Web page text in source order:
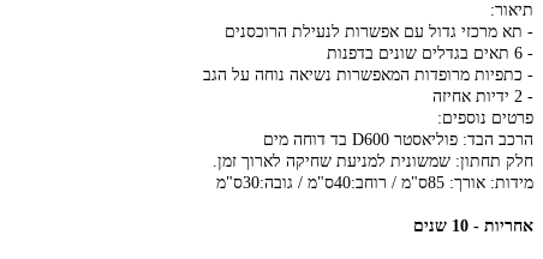
תיאור:
- תא מרכזי גדול עם אפשרות לנעילת הרוכסנים
- 6 תאים בגדלים שונים בדפנות
- כתפיות מרופדות המאפשרות נשיאה נוחה על הגב
- 2 ידיות אחיזה
פרטים נוספים:
הרכב הבד: פוליאסטר D600 בד דוחה מים
חלק תחתון: שמשונית למניעת שחיקה לארוך זמן.
מידות: אורך: 85ס"מ / רוחב:40ס"מ / גובה:30ס"מ
אחריות - 10 שנים